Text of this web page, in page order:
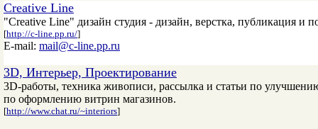
Creative Line
"Creative Line" дизайн студия - дизайн, верстка, публикация
[http://c-line.pp.ru/]
E-mail: mail@c-line.pp.ru
3D, Интерьер, Проектирование
3D-работы, техника живописи, рассылка и статьи по
по оформлению витрин магазинов.
[http://www.chat.ru/~interiors]